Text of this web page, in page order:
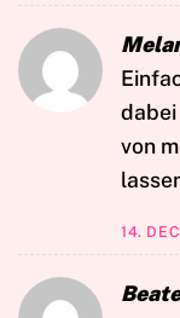
dabei
von
14.